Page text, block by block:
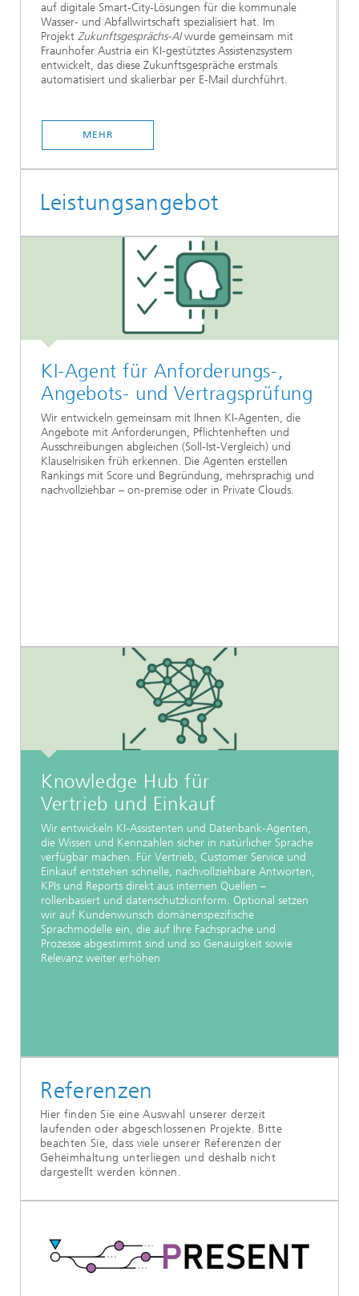
auf digitale Smart-City-Lösungen für die kommunale
Wasser- und Abfallwirtschaft spezialisiert hat. Im
Projekt Zukunftsgesprächs-AIwurde gemeinsam mit
Fraunhofer Austria ein KI-gestütztes Assistenzsystem
entwickelt, das diese Zukunftsgespräche erstmals
automatisiert und skalierbar per E-Mail durchführt.
MEHR
Leistungsangebot
KI-Agent für Anforderungs-,
Angebots- und Vertragsprüfung
Wir entwickeln gemeinsam mit Ihnen KI-Agenten, die
Angebote mit Anforderungen, Pflichtenheften und
Ausschreibungen abgleichen (Soll-Ist-Vergleich) und
Klauselrisiken früh erkennen. Die Agenten erstellen
Rankings mit Score und Begründung, mehrsprachig und
nachvollziehbar – on-premise oder in Private Clouds.
Knowledge Hub für
Vertrieb und Einkauf
Wir entwickeln KI-Assistenten und Datenbank-Agenten,
die Wissen und Kennzahlen sicher in natürlicher Sprache
verfügbar machen. Für Vertrieb, Customer Service und
Einkauf entstehen schnelle, nachvollziehbare Antworten,
KPIs und Reports direkt aus internen Quellen –
rollenbasiert und datenschutzkonform. Optional setzen
wir auf Kundenwunsch domänenspezifische
Sprachmodelle ein, die auf Ihre Fachsprache und
Prozesse abgestimmt sind und so Genauigkeit sowie
Relevanz weiter erhöhen
Referenzen
Hier finden Sie eine Auswahl unserer derzeit
laufenden oder abgeschlossenen Projekte. Bitte
beachten Sie, dass viele unserer Referenzen der
Geheimhaltung unterliegen und deshalb nicht
dargestellt werden können.